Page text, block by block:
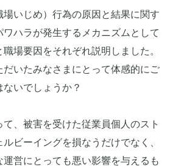
いじめ）行為の原因と結果に関す
ワハラが発生するメカニズムとして
場要因をそれぞれ説明しました。
だいたみなさまにとって体感的にご
いでしょうか？
、被害を受けた従業員個人のスト
ビーイングを損なうだけでなく、
営にとっても悪い影響を与えるも